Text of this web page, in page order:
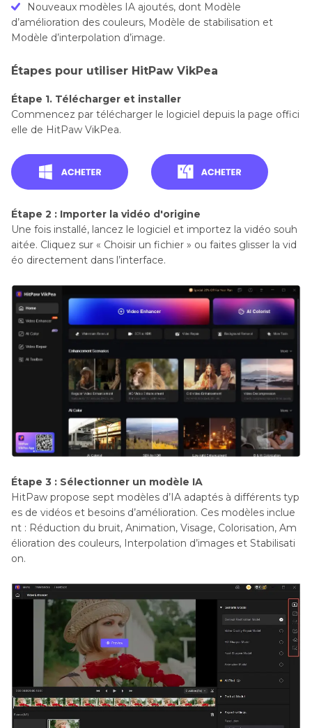
Nouveaux modèles IA ajoutés, dont Modèle
d’amélioration des couleurs, Modèle de stabilisation et
Modèle d’interpolation d’image.
Étapes pour utiliser HitPaw VikPea
Étape 1. Télécharger et installer
Commencez par télécharger le logiciel depuis la page offici
elle de HitPaw VikPea.
Étape 2 : Importer la vidéo d'origine
Une fois installé, lancez le logiciel et importez la vidéo souh
aitée. Cliquez sur « Choisir un fichier » ou faites glisser la vid
éo directement dans l’interface.
Étape 3 : Sélectionner un modèle IA
HitPaw propose sept modèles d’IA adaptés à différents typ
es de vidéos et besoins d’amélioration. Ces modèles inclue
nt : Réduction du bruit, Animation, Visage, Colorisation, Am
élioration des couleurs, Interpolation d’images et Stabilisati
on.